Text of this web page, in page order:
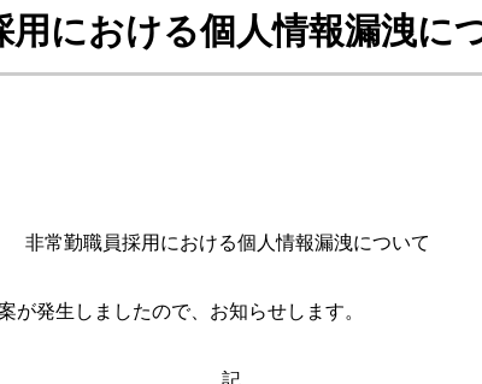
用における個人情報漏洩に
非常勤職員採用における個人情報漏洩について
が発生しましたので、お知らせします。
記